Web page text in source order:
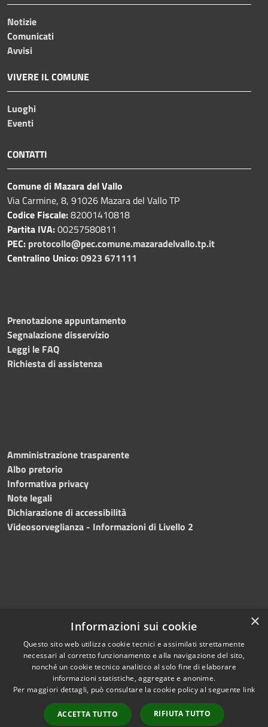
Notizie
Comunicati
Avvisi
VIVERE IL COMUNE
Luoghi
Eventi
CONTATTI
Comune di Mazara del Vallo
Via Carmine, 8, 91026 Mazara del Vallo TP
Codice Fiscale:82001410818
Partita IVA:00257580811
PEC: protocollo@pec.comune.mazaradelvallo.tp.it
Centralino Unico:0923 671111
Prenotazione appuntamento
Segnalazione disservizio
Leggi le FAQ
Richiesta di assistenza
Amministrazione trasparente
Albo pretorio
Informativa privacy
Note legali
Dichiarazione di accessibilità
Videosorveglianza - Informazioni di Livello 2
Accessibilità
Privacy
Mappa del sito
Copyright © 2024 •
Comune di Mazara del
Vallo• Powered
byMunicipium• Redazione
×
Informazioni sui cookie
Questo sito web utilizza cookie tecnici e assimilati strettamente
necessari al corretto funzionamento e alla navigazione del sito,
nonché un cookie tecnico analitico al solo fine di elaborare
informazioni statistiche, aggregate e anonime.
Per maggiori dettagli, può consultare la cookie policy al seguente link
ACCETTA TUTTO RIFIUTA TUTTO